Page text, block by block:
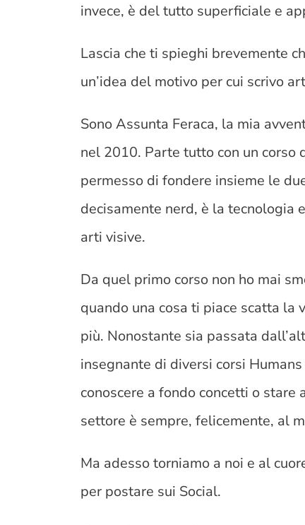
invece, è del tutto superficiale e
Lascia che ti spieghi brevemente
un’idea del motivo per cui scrivo
Sono Assunta Feraca, la mia
nel 2010. Parte tutto con un corso
permesso di fondere insieme le
decisamente nerd, è la tecnologia
arti visive.
Da quel primo corso non ho mai
quando una cosa ti piace scatta
più. Nonostante sia passata
insegnante di diversi corsi
conoscere a fondo concetti o
settore è sempre, felicemente, al
Ma adesso torniamo a noi e al
per postare sui Social.